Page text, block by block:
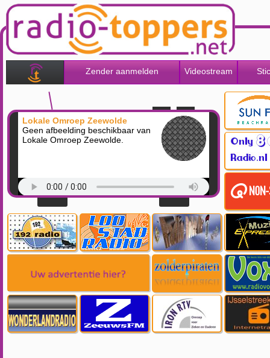
Zender aanmelden Videostream
Lokale Omroep Zeewolde
Geen afbeelding beschikbaar van
Lokale Omroep Zeewolde.